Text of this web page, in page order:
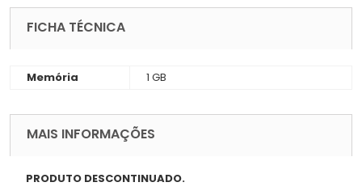
FICHA TÉCNICA
Memória 1 GB
MAIS INFORMAÇÕES
PRODUTO DESCONTINUADO.